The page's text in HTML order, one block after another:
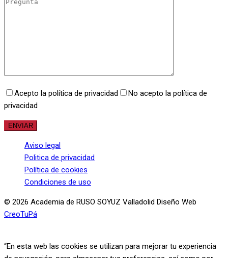
Acepto la política de privacidad
No acepto la política de
privacidad
Aviso legal
Politica de privacidad
Política de cookies
Condiciones de uso
© 2026 Academia de RUSO SOYUZ Valladolid Diseño Web
CreoTuPá
“En esta web las cookies se utilizan para mejorar tu experiencia